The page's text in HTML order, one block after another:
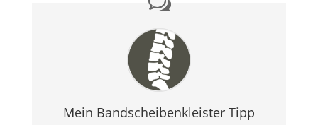
Mein Bandscheibenkleister Tipp